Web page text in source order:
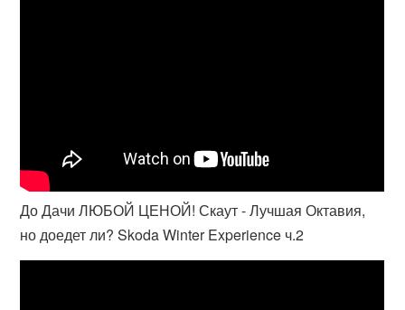
До Дачи ЛЮБОЙ ЦЕНОЙ! Скаут - Лучшая Октавия,
но доедет ли? Skoda Winter Experience ч.2